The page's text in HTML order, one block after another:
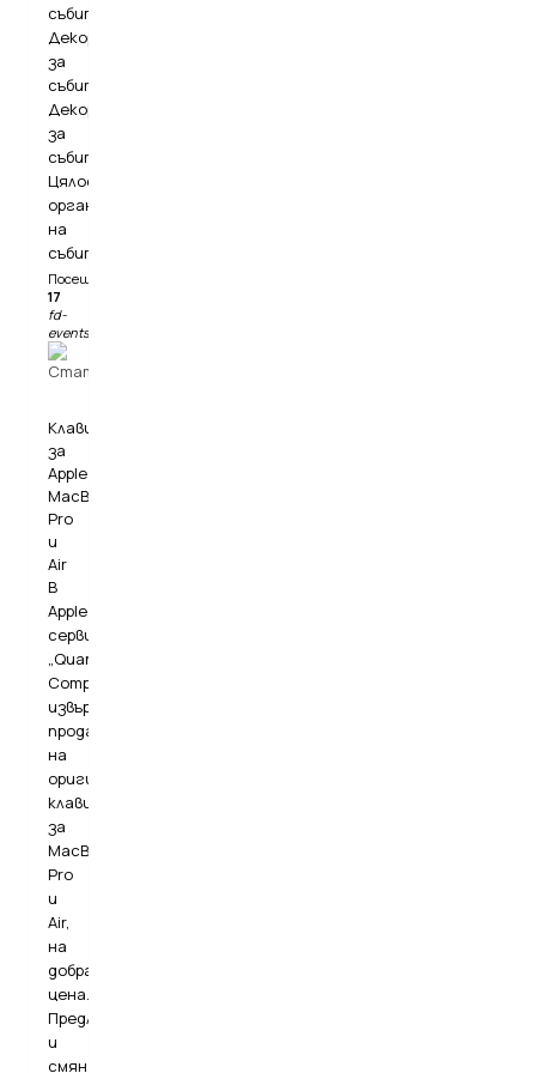
събития.
Декор
за
събития.
Декорация
за
събития.
Цялостна
организация
на
събития.
Посещения:
17
fd-
events.eu
Клавиатури
за
Apple
MacBook
Pro
и
Air
В
Apple
сервиз
„Quantum
Computers”
извършваме
продажба
на
оригинална
клавиатура
за
MacBook
Pro
и
Air,
на
добра
цена.
Предлагаме
и
смяна